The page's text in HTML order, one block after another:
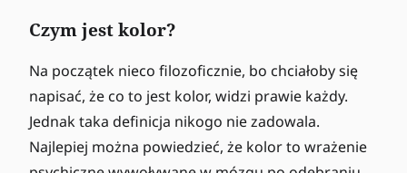
Czym jest kolor?
Na początek nieco filozoficznie, bo chciałoby się
napisać, że co to jest kolor, widzi prawie każdy.
Jednak taka definicja nikogo nie zadowala.
Najlepiej można powiedzieć, że kolor to wrażenie